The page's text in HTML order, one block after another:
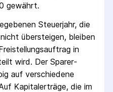
gewährt.
Steuerjahr, die
übersteigen, bleiben
in
wird. Der Sparer­
auf verschiedene
Kapitalerträge, die im